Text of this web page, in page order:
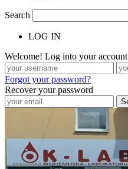
Search
LOG IN
Welcome! Log into your account
Forgot your password?
Recover your password